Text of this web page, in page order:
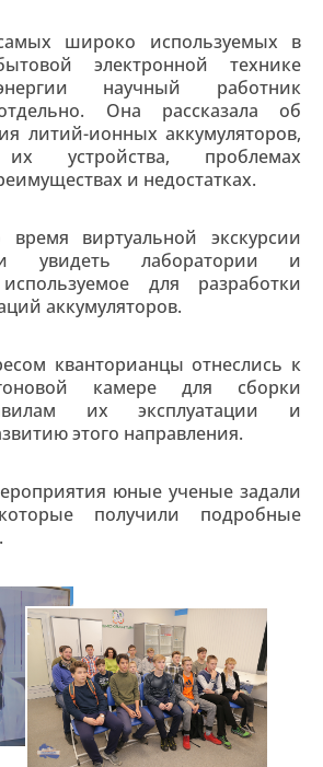
широко используемых в
электронной технике
научный работник
Она рассказала об
литий-ионных аккумуляторов,
их устройства, проблемах
и недостатках.
виртуальной экскурсии
увидеть лаборатории и
для разработки
аккумуляторов.
кванторианцы отнеслись к
камере для сборки
их эксплуатации и
этого направления.
юные ученые задали
получили подробные